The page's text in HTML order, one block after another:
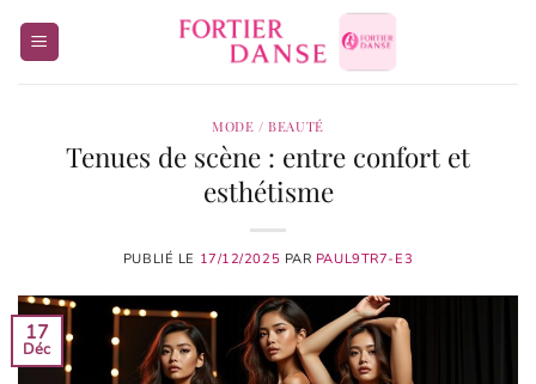
MODE / BEAUTÉ
Tenues de scène : entre confort et
esthétisme
PUBLIÉ LE 17/12/2025 PAR PAUL9TR7-E3
17
Déc